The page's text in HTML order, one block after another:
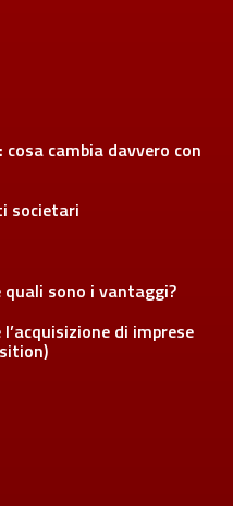
cambia davvero con
societari
sono i vantaggi?
di imprese